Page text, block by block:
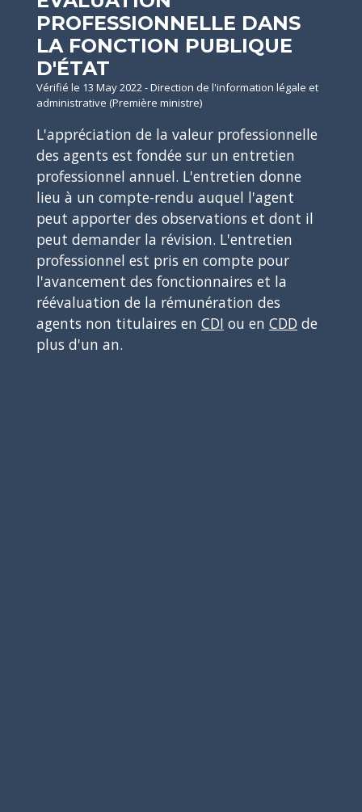
PROFESSIONNELLE DANS
LA FONCTION PUBLIQUE
D'ÉTAT
Vérifié le 13 May 2022 - Direction de l'information légale et
administrative (Première ministre)
L'appréciation de la valeur professionnelle
des agents est fondée sur un entretien
professionnel annuel. L'entretien donne
lieu à un compte-rendu auquel l'agent
peut apporter des observations et dont il
peut demander la révision. L'entretien
professionnel est pris en compte pour
l'avancement des fonctionnaires et la
réévaluation de la rémunération des
agents non titulaires en CDI ou en CDD de
plus d'un an.